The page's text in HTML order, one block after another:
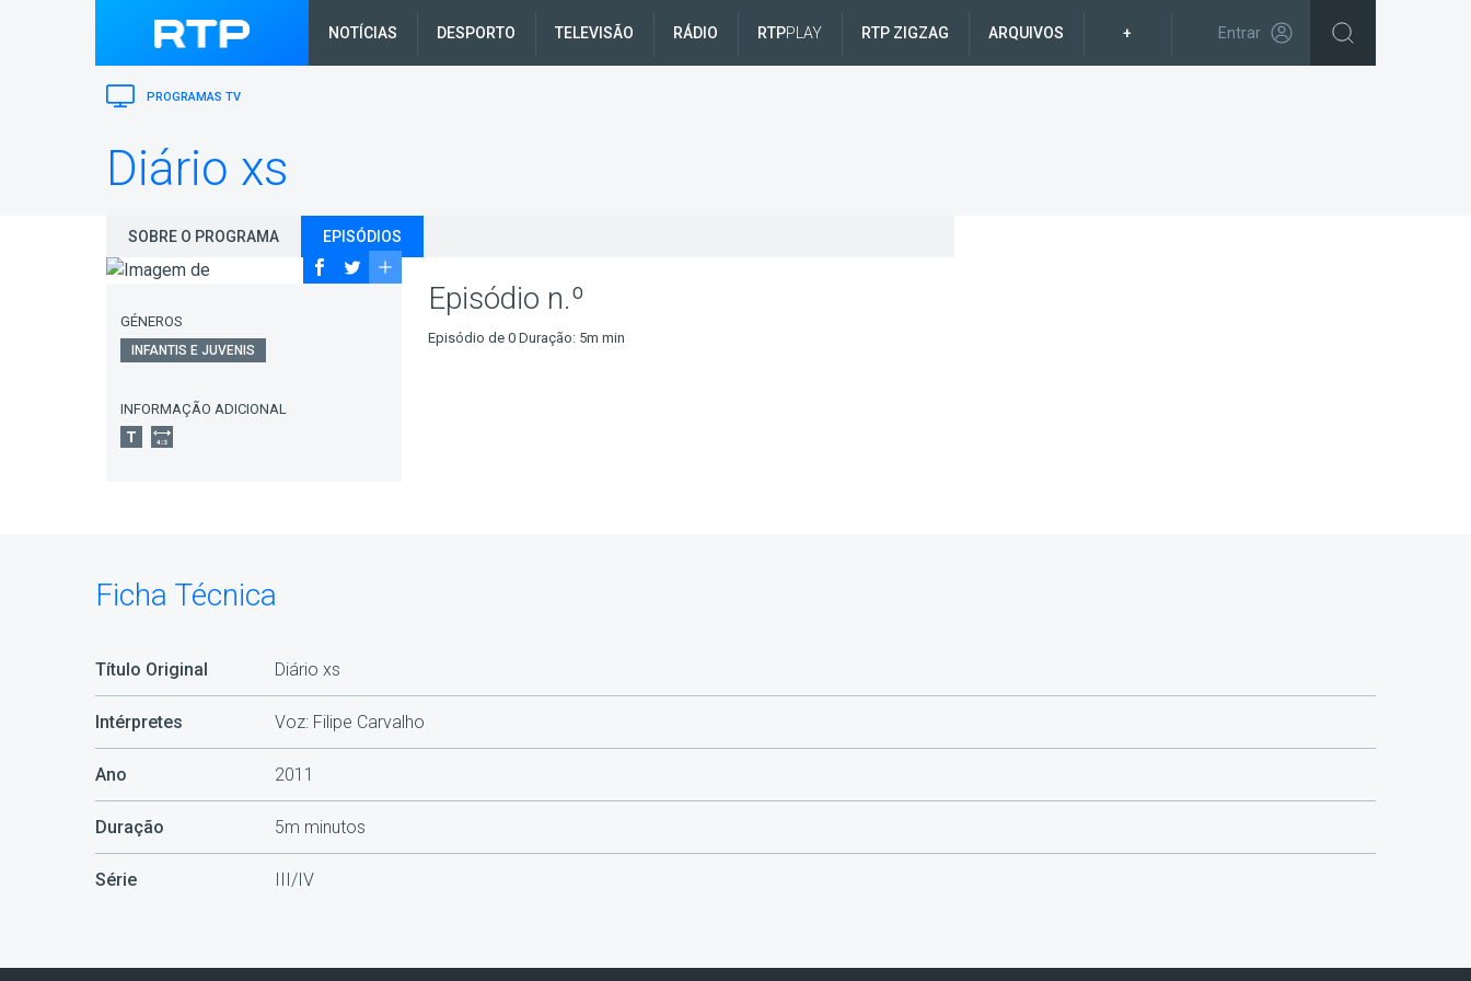
NOTÍCIAS DESPORTO TELEVISÃO RÁDIO RTPPLAY RTP ZIGZAG ARQUIVOS + Entrar
PROGRAMAS TV
Diário xs
SOBRE O PROGRAMA EPISÓDIOS
GÉNEROS
INFANTIS E JUVENIS
INFORMAÇÃO ADICIONAL
Episódio n.º
Episódio de 0 Duração: 5m min
Ficha Técnica
Título Original Diário xs
Intérpretes Voz: Filipe Carvalho
Ano 2011
Duração 5m minutos
Série III/IV